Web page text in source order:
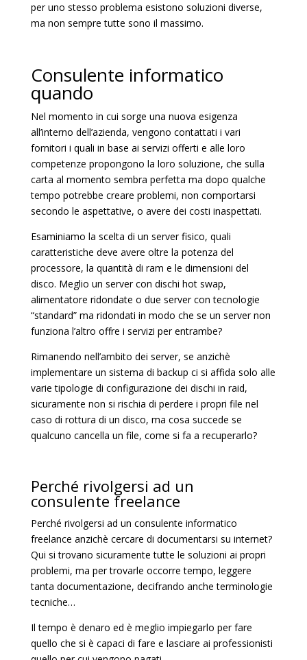
per uno stesso problema esistono soluzioni diverse,
ma non sempre tutte sono il massimo.
Consulente informatico
quando
Nel momento in cui sorge una nuova esigenza
all’interno dell’azienda, vengono contattati i vari
fornitori i quali in base ai servizi offerti e alle loro
competenze propongono la loro soluzione, che sulla
carta al momento sembra perfetta ma dopo qualche
tempo potrebbe creare problemi, non comportarsi
secondo le aspettative, o avere dei costi inaspettati.
Esaminiamo la scelta di un server fisico, quali
caratteristiche deve avere oltre la potenza del
processore, la quantità di ram e le dimensioni del
disco. Meglio un server con dischi hot swap,
alimentatore ridondate o due server con tecnologie
“standard” ma ridondati in modo che se un server non
funziona l’altro offre i servizi per entrambe?
Rimanendo nell’ambito dei server, se anzichè
implementare un sistema di backup ci si affida solo alle
varie tipologie di configurazione dei dischi in raid,
sicuramente non si rischia di perdere i propri file nel
caso di rottura di un disco, ma cosa succede se
qualcuno cancella un file, come si fa a recuperarlo?
Perché rivolgersi ad un
consulente freelance
Perché rivolgersi ad un consulente informatico
freelance anzichè cercare di documentarsi su internet?
Qui si trovano sicuramente tutte le soluzioni ai propri
problemi, ma per trovarle occorre tempo, leggere
tanta documentazione, decifrando anche terminologie
tecniche…
Il tempo è denaro ed è meglio impiegarlo per fare
quello che si è capaci di fare e lasciare ai professionisti